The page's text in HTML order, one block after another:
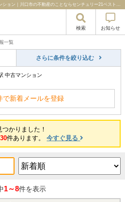
埼玉高速鉄道 戸塚安行・戸塚安行駅 中古マンション｜川口市の不動産のことならセンチュリー21ベストパートナー
検索 お知らせ
一覧
さらに条件を絞り込む
中古マンション
で新着メールを登録
つかりました！
件あります。今すぐ見る
1～8件を表示